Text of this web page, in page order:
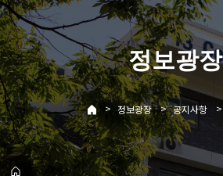
정보광장
> 정보광장 > 공지사항 >